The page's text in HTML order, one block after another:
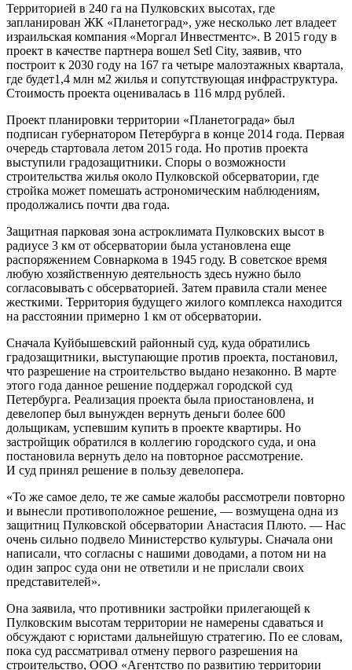
Территорией в 240 га на Пулковских высотах, где
запланирован ЖК «Планетоград», уже несколько лет владеет
израильская компания «Моргал Инвестментс». В 2015 году в
проект в качестве партнера вошел Setl City, заявив, что
построит к 2030 году на 167 га четыре малоэтажных квартала,
где будет1,4 млн м2 жилья и сопутствующая инфраструктура.
Стоимость проекта оценивалась в 116 млрд рублей.
Проект планировки территории «Планетограда» был
подписан губернатором Петербурга в конце 2014 года. Первая
очередь стартовала летом 2015 года. Но против проекта
выступили градозащитники. Споры о возможности
строительства жилья около Пулковской обсерватории, где
стройка может помешать астрономическим наблюдениям,
продолжались почти два года.
Защитная парковая зона астроклимата Пулковских высот в
радиусе 3 км от обсерватории была установлена еще
распоряжением Совнаркома в 1945 году. В советское время
любую хозяйственную деятельность здесь нужно было
согласовывать с обсерваторией. Затем правила стали менее
жесткими. Территория будущего жилого комплекса находится
на расстоянии примерно 1 км от обсерватории.
Сначала Куйбышевский районный суд, куда обратились
градозащитники, выступающие против проекта, постановил,
что разрешение на строительство выдано незаконно. В марте
этого года данное решение поддержал городской суд
Петербурга. Реализация проекта была приостановлена, и
девелопер был вынужден вернуть деньги более 600
дольщикам, успевшим купить в проекте квартиры. Но
застройщик обратился в коллегию городского суда, и она
постановила вернуть дело на повторное рассмотрение.
И суд принял решение в пользу девелопера.
«То же самое дело, те же самые жалобы рассмотрели повторно
и вынесли противоположное решение, — возмущена одна из
защитниц Пулковской обсерватории Анастасия Плюто. — Нас
очень сильно подвело Министерство культуры. Сначала они
написали, что согласны с нашими доводами, а потом ни на
один запрос суда они не ответили и не прислали своих
представителей».
Она заявила, что противники застройки прилегающей к
Пулковским высотам территории не намерены сдаваться и
обсуждают с юристами дальнейшую стратегию. По ее словам,
пока суд рассматривал отмену первого разрешения на
строительство, ООО «Агентство по развитию территории